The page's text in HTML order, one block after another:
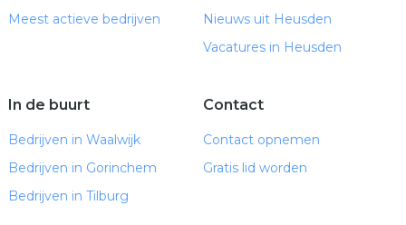
Meest actieve bedrijven
Nieuws uit Heusden
Vacatures in Heusden
In de buurt
Bedrijven in Waalwijk
Bedrijven in Gorinchem
Bedrijven in Tilburg
Contact
Contact opnemen
Gratis lid worden